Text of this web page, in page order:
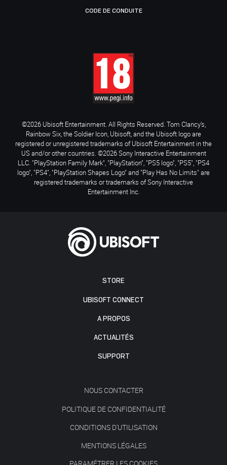
STORE
UBISOFT CONNECT
A PROPOS
ACTUALITÉS
SUPPORT
NOUS CONTACTER
POLITIQUE DE CONFIDENTIALITÉ
CONDITIONS D'UTILISATION
MENTIONS LÉGALES
CODE DE CONDUITE
©2026 Ubisoft Entertainment. All Rights Reserved. Tom Clancy’s,
Rainbow Six, the Soldier Icon, Ubisoft, and the Ubisoft logo are
registered or unregistered trademarks of Ubisoft Entertainment in the
US and/or other countries. ©2026 Sony Interactive Entertainment
LLC. "PlayStation Family Mark", "PlayStation", "PS5 logo", "PS5", "PS4
logo", "PS4", "PlayStation Shapes Logo" and "Play Has No Limits" are
registered trademarks or trademarks of Sony Interactive
Entertainment Inc.